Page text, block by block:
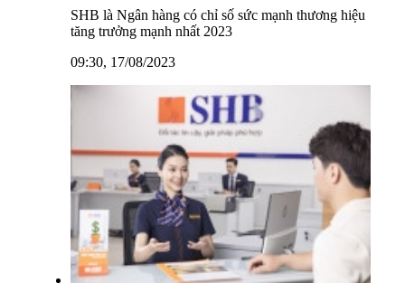
SHB là Ngân hàng có chỉ số sức mạnh thương hiệu
tăng trưởng mạnh nhất 2023
09:30, 17/08/2023